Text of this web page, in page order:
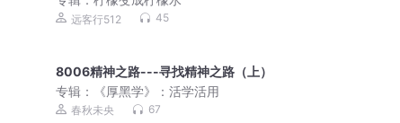
远客行512 45
8006精神之路---寻找精神之路（上）
专辑：
《厚黑学》：活学活用
春秋未央 67